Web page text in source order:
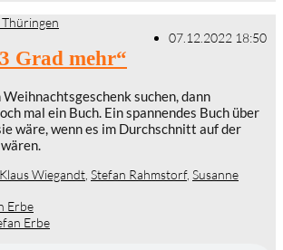
07.12.2022 18:50
Grad mehr“
Weihnachtsgeschenk suchen, dann
mal ein Buch. Ein spannendes Buch über
wäre, wenn es im Durchschnitt auf der
Klaus Wiegandt Stefan Rahmstorf, Susanne
Erbe
Erbe